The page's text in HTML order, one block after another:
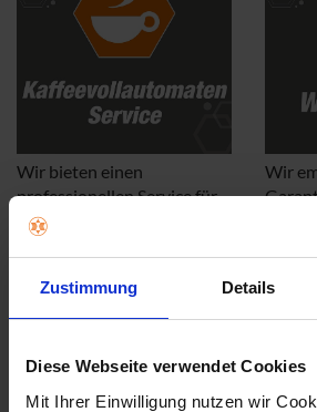
Zustimmung Details
Diese Webseite verwendet Cookies
Mit Ihrer Einwilligung nutzen wir
Wir bieten einen
professionellen Service für
Kaffeevollautomaten!
Wir
>
neuen